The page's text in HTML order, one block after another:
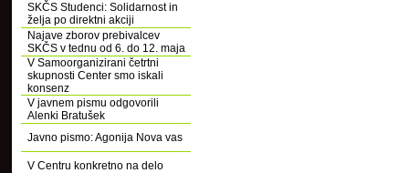
SKČS Studenci: Solidarnost in
želja po direktni akciji
Najave zborov prebivalcev
SKČS v tednu od 6. do 12. maja
V Samoorganizirani četrtni
skupnosti Center smo iskali
konsenz
V javnem pismu odgovorili
Alenki Bratušek
Javno pismo: Agonija Nova vas
V Centru konkretno na delo